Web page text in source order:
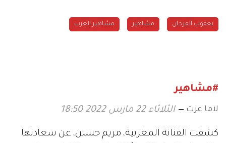
يعقوب الفرحان مشاهير مشاهير العرب
#مشاهير
لاما عزت الثلاثاء 22 مارس 2022 18:50
كشفت الفنانة المغربية، مريم حسين، عن سعادتها